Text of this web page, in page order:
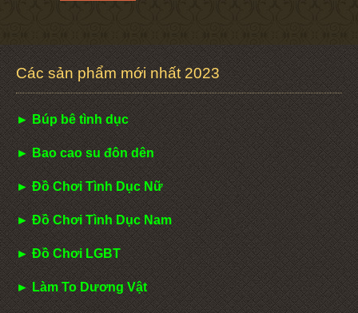
Các sản phẩm mới nhất 2023
► Búp bê tình dục
► Bao cao su đôn dên
► Đồ Chơi Tình Dục Nữ
► Đồ Chơi Tình Dục Nam
► Đồ Chơi LGBT
► Làm To Dương Vật